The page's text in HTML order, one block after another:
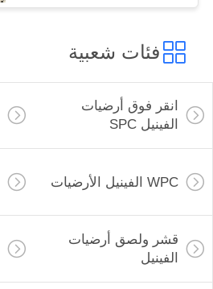
فئات شعبية
انقر فوق أرضيات
الفينيل SPC
WPC الفينيل الأرضيات
قشر ولصق أرضيات
الفينيل